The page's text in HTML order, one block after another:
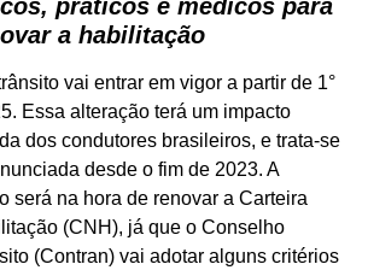
práticos e médicos para
a habilitação
vai entrar em vigor a partir de 1°
Essa alteração terá um impacto
dos condutores brasileiros, e trata-se
desde o fim de 2023. A
será na hora de renovar a Carteira
(CNH), já que o Conselho
(Contran) vai adotar alguns critérios